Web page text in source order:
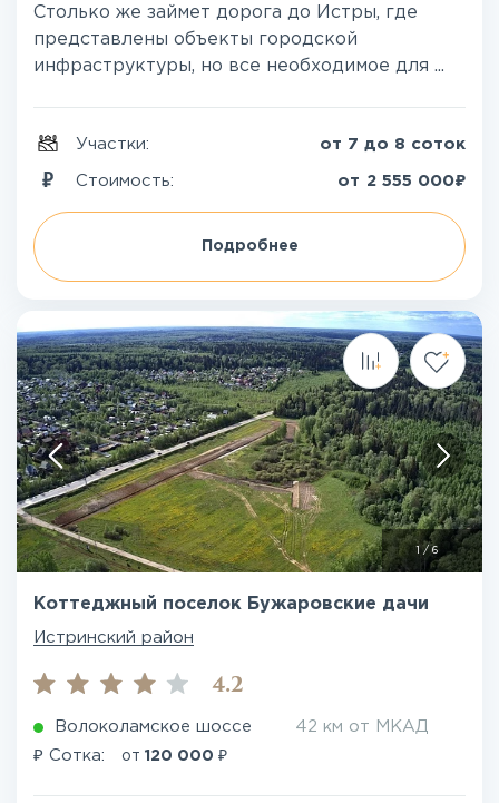
Столько же займет дорога до Истры, где
представлены объекты городской
инфраструктуры, но все необходимое для ...
Участки: от 7 до 8 соток
Стоимость: от 2 555 000₽
Подробнее
/ 6
Коттеджный поселок Бужаровские дачи
Истринский район
4.2
Волоколамское шоссе 42 км от МКАД
₽ Сотка: от 120 000 ₽